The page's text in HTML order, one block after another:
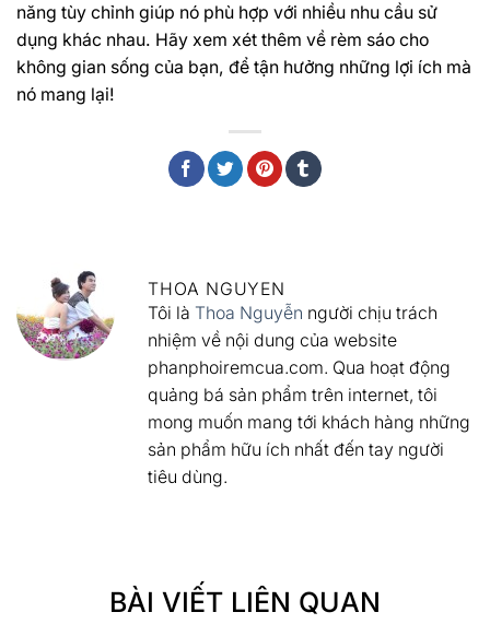
năng tùy chỉnh giúp nó phù hợp với nhiều nhu cầu sử
dụng khác nhau. Hãy xem xét thêm về rèm sáo cho
không gian sống của bạn, để tận hưởng những lợi ích mà
nó mang lại!
THOA NGUYEN
Tôi là Thoa Nguyễn người chịu trách
nhiệm về nội dung của website
phanphoiremcua.com. Qua hoạt động
quảng bá sản phẩm trên internet, tôi
mong muốn mang tới khách hàng những
sản phẩm hữu ích nhất đến tay người
tiêu dùng.
BÀI VIẾT LIÊN QUAN